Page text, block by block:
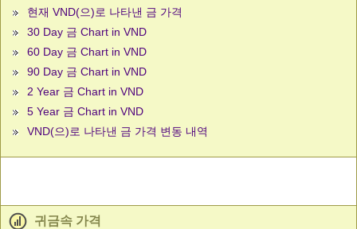
현재 VND(으)로 나타낸 금 가격
30 Day 금 Chart in VND
60 Day 금 Chart in VND
90 Day 금 Chart in VND
2 Year 금 Chart in VND
5 Year 금 Chart in VND
VND(으)로 나타낸 금 가격 변동 내역
귀금속 가격